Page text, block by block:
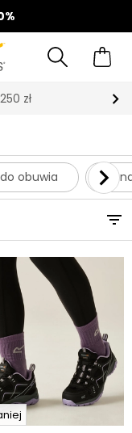
obuwia